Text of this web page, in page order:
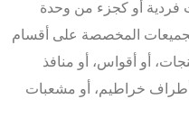
فردية أو كجزء من وحدة
المخصصة على أقسام
أو أقواس، أو منافذ
خراطيم، أو مشعبات